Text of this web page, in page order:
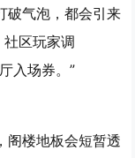
破气泡，都会引来
社区玩家调
入场券。”
阁楼地板会短暂透